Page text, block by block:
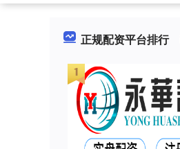
正规配资平台排行